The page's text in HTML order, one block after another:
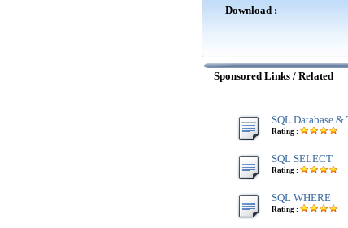
Download :
Sponsored Links / Related
SQL Database &
Rating :
SQL SELECT
Rating :
SQL WHERE
Rating :